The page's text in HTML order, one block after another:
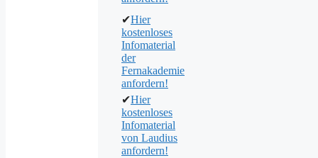
✔Hier
kostenloses
Infomaterial
der
Fernakademie
anfordern!
✔Hier
kostenloses
Infomaterial
von Laudius
anfordern!